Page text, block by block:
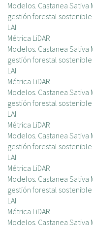
Modelos. Castanea Sativa
gestión forestal sostenible
LAI
Métrica LiDAR
Modelos. Castanea Sativa
gestión forestal sostenible
LAI
Métrica LiDAR
Modelos. Castanea Sativa
gestión forestal sostenible
LAI
Métrica LiDAR
Modelos. Castanea Sativa
gestión forestal sostenible
LAI
Métrica LiDAR
Modelos. Castanea Sativa
gestión forestal sostenible
LAI
Métrica LiDAR
Modelos. Castanea Sativa